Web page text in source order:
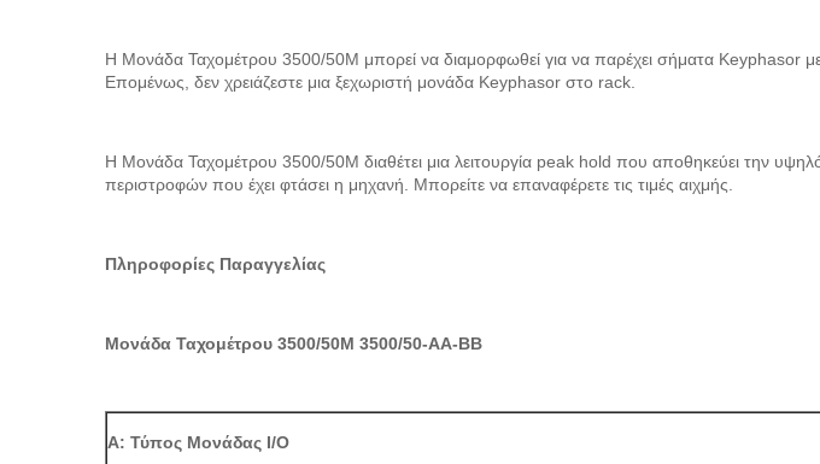
Η Μονάδα Ταχομέτρου 3500/50M μπορεί να διαμορφωθεί για να παρέχει σήματα Keyphasor
Επομένως, δεν χρειάζεστε μια ξεχωριστή μονάδα Keyphasor στο rack.
Η Μονάδα Ταχομέτρου 3500/50M διαθέτει μια λειτουργία peak hold που αποθηκεύει την
περιστροφών που έχει φτάσει η μηχανή. Μπορείτε να επαναφέρετε τις τιμές αιχμής.
Πληροφορίες Παραγγελίας
Μονάδα Ταχομέτρου 3500/50M 3500/50-AA-BB
A: Τύπος Μονάδας I/O